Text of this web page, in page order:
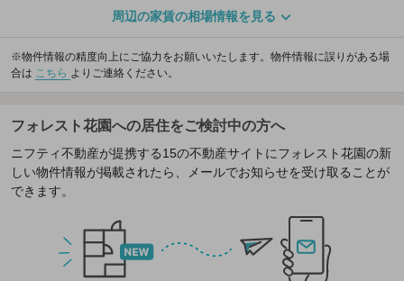
周辺の家賃の相場情報を見る
※物件情報の精度向上にご協力をお願いいたします。物件情報に誤りがある場
合は こちら よりご連絡ください。
フォレスト花園への居住をご検討中の方へ
ニフティ不動産が提携する15の不動産サイトにフォレスト花園の新
しい物件情報が掲載されたら、メールでお知らせを受け取ることが
できます。